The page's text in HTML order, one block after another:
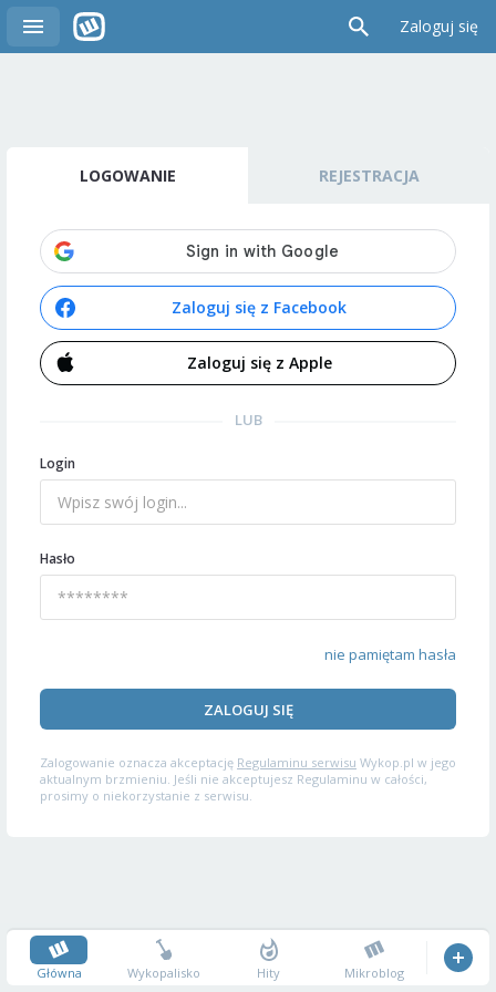
Zaloguj się
LOGOWANIE REJESTRACJA
Zaloguj się z Facebook
Zaloguj się z Apple
LUB
Login
Hasło
nie pamiętam hasła
ZALOGUJ SIĘ
Zalogowanie oznacza akceptację Regulaminu serwisu Wykop.pl w jego
aktualnym brzmieniu. Jeśli nie akceptujesz Regulaminu w całości,
prosimy o niekorzystanie z serwisu.
Główna Wykopalisko Hity Mikroblog